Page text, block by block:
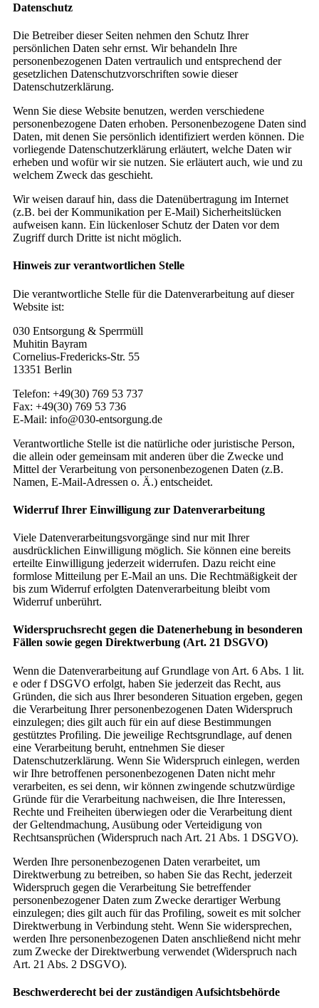
Datenschutz
Die Betreiber dieser Seiten nehmen den Schutz Ihrer
persönlichen Daten sehr ernst. Wir behandeln Ihre
personenbezogenen Daten vertraulich und entsprechend der
gesetzlichen Datenschutzvorschriften sowie dieser
Datenschutzerklärung.
Wenn Sie diese Website benutzen, werden verschiedene
personenbezogene Daten erhoben. Personenbezogene Daten sind
Daten, mit denen Sie persönlich identifiziert werden können. Die
vorliegende Datenschutzerklärung erläutert, welche Daten wir
erheben und wofür wir sie nutzen. Sie erläutert auch, wie und zu
welchem Zweck das geschieht.
Wir weisen darauf hin, dass die Datenübertragung im Internet
(z.B. bei der Kommunikation per E-Mail) Sicherheitslücken
aufweisen kann. Ein lückenloser Schutz der Daten vor dem
Zugriff durch Dritte ist nicht möglich.
Hinweis zur verantwortlichen Stelle
Die verantwortliche Stelle für die Datenverarbeitung auf dieser
Website ist:
030 Entsorgung & Sperrmüll
Muhitin Bayram
Cornelius-Fredericks-Str. 55
13351 Berlin
Telefon: +49(30) 769 53 737
Fax: +49(30) 769 53 736
E-Mail: info@030-entsorgung.de
Verantwortliche Stelle ist die natürliche oder juristische Person,
die allein oder gemeinsam mit anderen über die Zwecke und
Mittel der Verarbeitung von personenbezogenen Daten (z.B.
Namen, E-Mail-Adressen o. Ä.) entscheidet.
Widerruf Ihrer Einwilligung zur Datenverarbeitung
Viele Datenverarbeitungsvorgänge sind nur mit Ihrer
ausdrücklichen Einwilligung möglich. Sie können eine bereits
erteilte Einwilligung jederzeit widerrufen. Dazu reicht eine
formlose Mitteilung per E-Mail an uns. Die Rechtmäßigkeit der
bis zum Widerruf erfolgten Datenverarbeitung bleibt vom
Widerruf unberührt.
Widerspruchsrecht gegen die Datenerhebung in besonderen
Fällen sowie gegen Direktwerbung (Art. 21 DSGVO)
Wenn die Datenverarbeitung auf Grundlage von Art. 6 Abs. 1 lit.
e oder f DSGVO erfolgt, haben Sie jederzeit das Recht, aus
Gründen, die sich aus Ihrer besonderen Situation ergeben, gegen
die Verarbeitung Ihrer personenbezogenen Daten Widerspruch
einzulegen; dies gilt auch für ein auf diese Bestimmungen
gestütztes Profiling. Die jeweilige Rechtsgrundlage, auf denen
eine Verarbeitung beruht, entnehmen Sie dieser
Datenschutzerklärung. Wenn Sie Widerspruch einlegen, werden
wir Ihre betroffenen personenbezogenen Daten nicht mehr
verarbeiten, es sei denn, wir können zwingende schutzwürdige
Gründe für die Verarbeitung nachweisen, die Ihre Interessen,
Rechte und Freiheiten überwiegen oder die Verarbeitung dient
der Geltendmachung, Ausübung oder Verteidigung von
Rechtsansprüchen (Widerspruch nach Art. 21 Abs. 1 DSGVO).
Werden Ihre personenbezogenen Daten verarbeitet, um
Direktwerbung zu betreiben, so haben Sie das Recht, jederzeit
Widerspruch gegen die Verarbeitung Sie betreffender
personenbezogener Daten zum Zwecke derartiger Werbung
einzulegen; dies gilt auch für das Profiling, soweit es mit solcher
Direktwerbung in Verbindung steht. Wenn Sie widersprechen,
werden Ihre personenbezogenen Daten anschließend nicht mehr
zum Zwecke der Direktwerbung verwendet (Widerspruch nach
Art. 21 Abs. 2 DSGVO).
Beschwerderecht bei der zuständigen Aufsichtsbehörde